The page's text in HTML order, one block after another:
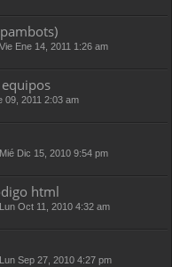
Vie Ene 14, 2011 1:26 am
09, 2011 2:03 am
Mié Dic 15, 2010 9:54 pm
html
Lun Oct 11, 2010 4:32 am
Lun Sep 27, 2010 4:27 pm